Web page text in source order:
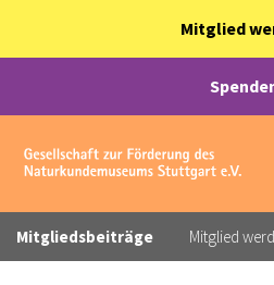
Mitglied
Mitgliedsbeiträge Mitglied